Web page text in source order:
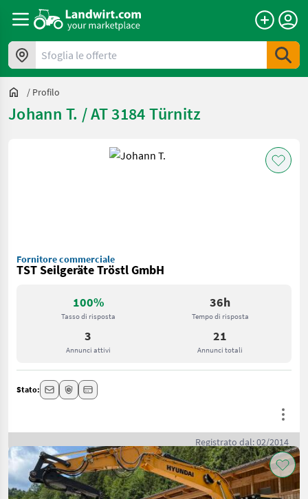
Sfoglia le offerte
/ Profilo
Johann T. / AT 3184 Türnitz
Fornitore commerciale
TST Seilgeräte Tröstl GmbH
100%
Tasso di risposta
36h
Tempo di risposta
3
Annunci attivi
21
Annunci totali
Stato:
Registrato dal: 02/2014